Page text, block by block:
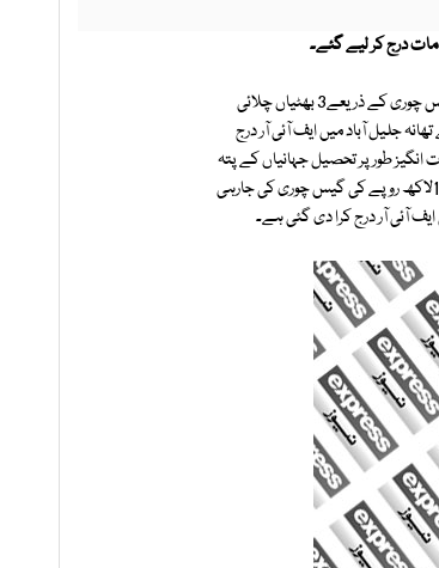
درج کر لیے گئے۔
ملتان کی ضلعی ٹاسک فورس نے پولیس کے ہمراہ پہلا چھاپہ ڈبل پھاٹک پر واقع پاکیزہ سویٹس پر مارا جہاں گیس چوری کے ذریعے3 بھٹیاں چلائی
کرکے تھانہ جلیل آباد میں ایف آئی آر درج
مارا گیا جہاں حیرت انگیز طور پر تحصیل جہانیاں کے پتہ
پر منظور کیا گیا میٹر نصب کیا گیا تھا اور15 کلو واٹ کے جنریٹرز اور گیزر چلائے جارہے تھے اور مجموعی طور پر15لاکھ روپے کی گیس چوری کی جارہی
آئی آر درج کرا دی گئی ہے۔